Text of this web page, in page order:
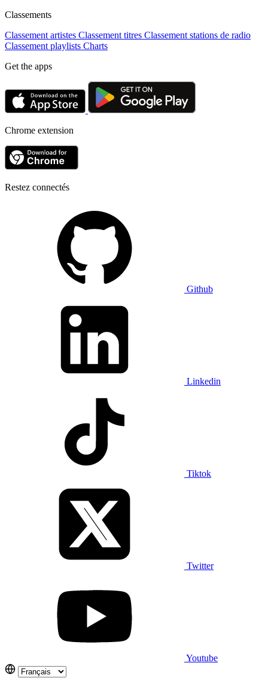
Classements
Classement artistes Classement titres Classement stations de radio
Classement playlists Charts
Get the apps
Chrome extension
Restez connectés
Github
Linkedin
Tiktok
Twitter
Youtube